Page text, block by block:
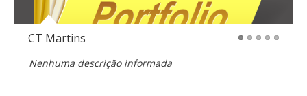
CT Martins
Nenhuma descrição informada